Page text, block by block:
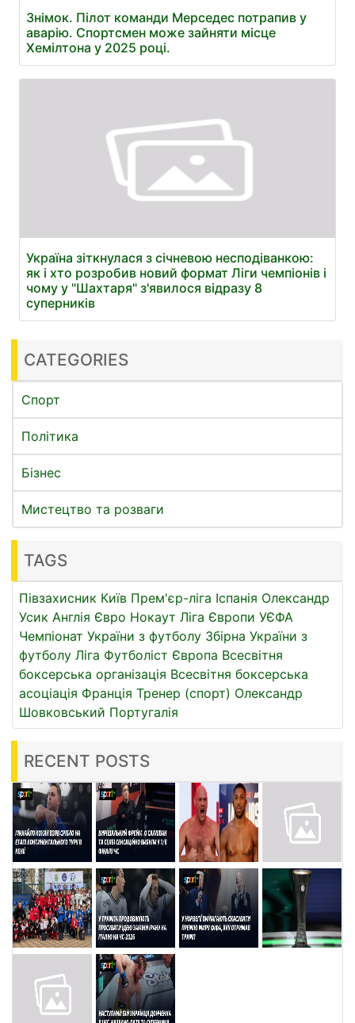
Знімок. Пілот команди Мерседес потрапив у
аварію. Спортсмен може зайняти місце
Хемілтона у 2025 році.
Україна зіткнулася з січневою несподіванкою:
як і хто розробив новий формат Ліги чемпіонів і
чому у "Шахтаря" з'явилося відразу 8
суперників
CATEGORIES
Спорт
Політика
Бізнес
Мистецтво та розваги
TAGS
Півзахисник Київ Прем'єр-ліга Іспанія Олександр
Усик Англія Євро Нокаут Ліга Європи УЄФА
Чемпіонат України з футболу Збірна України з
футболу Ліга Футболіст Європа Всесвітня
боксерська організація Всесвітня боксерська
асоціація Франція Тренер (спорт) Олександр
Шовковський Португалія
RECENT POSTS